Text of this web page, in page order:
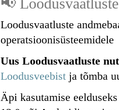
📢
Loodusvaatluste
operatsioonisüsteemidele
Uus Loodusvaatluste
Loodusveebistja tõmba
Äpi kasutamise